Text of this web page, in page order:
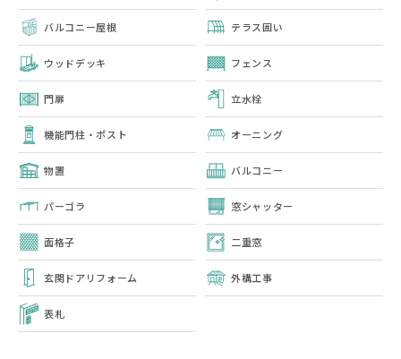
バルコニー屋根 テラス囲い
ウッドデッキ フェンス
門扉 立水栓
機能門柱・ポスト オーニング
物置 バルコニー
パーゴラ 窓シャッター
面格子 二重窓
玄関ドアリフォーム 外構工事
表札